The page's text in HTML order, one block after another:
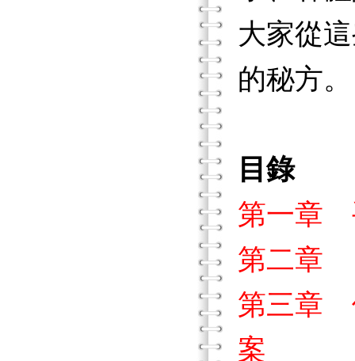
大家從
的秘方。
目錄
第一章
第二章
第三章
案